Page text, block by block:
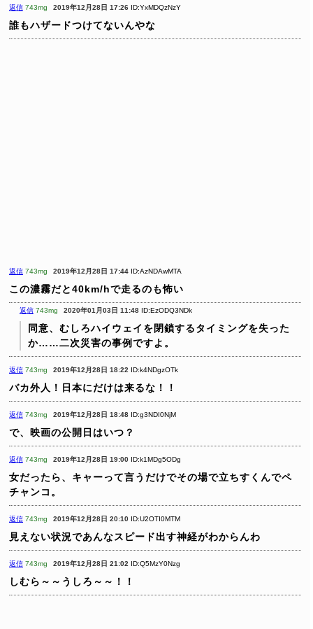
返信 743mg 2019年12月28日 17:26 ID:YxMDQzNzY
誰もハザードつけてないんやな
返信 743mg 2019年12月28日 17:44 ID:AzNDAwMTA
この濃霧だと40km/hで走るのも怖い
返信 743mg 2020年01月03日 11:48 ID:EzODQ3NDk
同意、むしろハイウェイを閉鎖するタイミングを失った
か……二次災害の事例ですよ。
返信 743mg 2019年12月28日 18:22 ID:k4NDgzOTk
バカ外人！日本にだけは来るな！！
返信 743mg 2019年12月28日 18:48 ID:g3NDI0NjM
で、映画の公開日はいつ？
返信 743mg 2019年12月28日 19:00 ID:k1MDg5ODg
女だったら、キャーって言うだけでその場で立ちすくんでペ
チャンコ。
返信 743mg 2019年12月28日 20:10 ID:U2OTI0MTM
見えない状況であんなスピード出す神経がわからんわ
返信 743mg 2019年12月28日 21:02 ID:Q5MzY0Nzg
しむら～～うしろ～～！！